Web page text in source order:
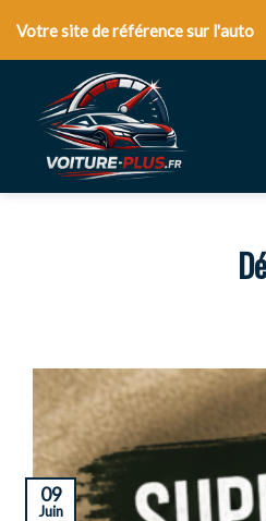
Votre site de référence sur l'auto
09
Juin